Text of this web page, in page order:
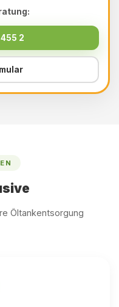
2
Öltankentsorgung